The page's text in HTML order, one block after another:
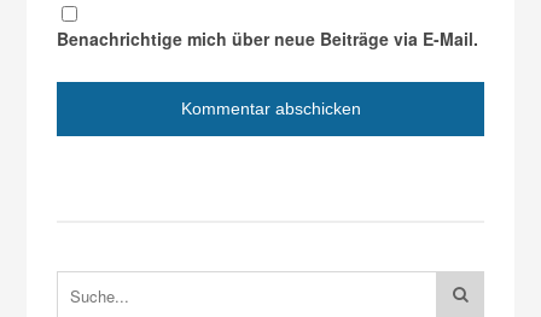
Benachrichtige mich über neue Beiträge via E-Mail.